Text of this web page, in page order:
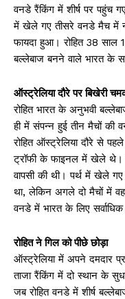
वनडे रैंकिंग में शीर्ष पर पहुंच
में खेले गए तीसरे वनडे मैच में
फायदा हुआ। रोहित 38 साल
बल्लेबाज बनने वाले भारत के
ऑस्ट्रेलिया दौरे पर बिखेरी
रोहित भारत के अनुभवी
ही में संपन्न हुई तीन मैचों की
रोहित ऑस्ट्रेलिया दौरे से
ट्रॉफी के फाइनल में खेले थे।
वापसी की थी। पर्थ में खेले
था, लेकिन अगले दो मैचों में
वनडे में भारत के लिए
रोहित ने गिल को पीछे छोड़ा
ऑस्ट्रेलिया में अपने दमदार
ताजा रैंकिंग में दो स्थान के
जब रोहित वनडे में शीर्ष